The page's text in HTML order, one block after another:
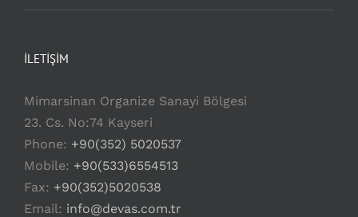
İLETİŞİM
Mimarsinan Organize Sanayi Bölgesi
23. Cs. No:74 Kayseri
Phone: +90(352) 5020537
Mobile: +90(533)6554513
Fax: +90(352)5020538
Email: info@devas.com.tr